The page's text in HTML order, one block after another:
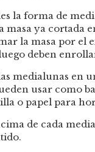
la forma de
masa ya cortada
la masa por el
deben
medialunas en
usar como
o papel para
de cada